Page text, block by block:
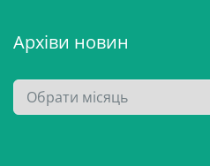
Архіви новин
А
р